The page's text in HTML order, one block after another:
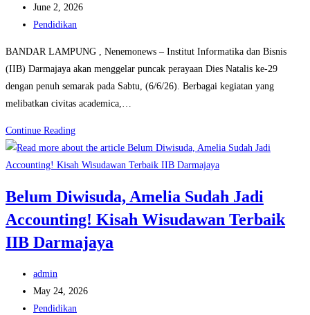
Lampung
Berhasil
Peserta
author:
Post
published:
June 2, 2026
Post
Pendidikan
BANDAR LAMPUNG , Nenemonews – Institut Informatika dan Bisnis
(IIB) Darmajaya akan menggelar puncak perayaan Dies Natalis ke-29
dengan penuh semarak pada Sabtu, (6/6/26). Berbagai kegiatan yang
melibatkan civitas academica,…
Continue ReadingSemarak
Dies
Natalis
29
IIB
Belum Diwisuda, Amelia Sudah Jadi
Accounting! Kisah Wisudawan Terbaik
IIB Darmajaya
Post
author:
admin
Post
published:
May 24, 2026
Post
Pendidikan